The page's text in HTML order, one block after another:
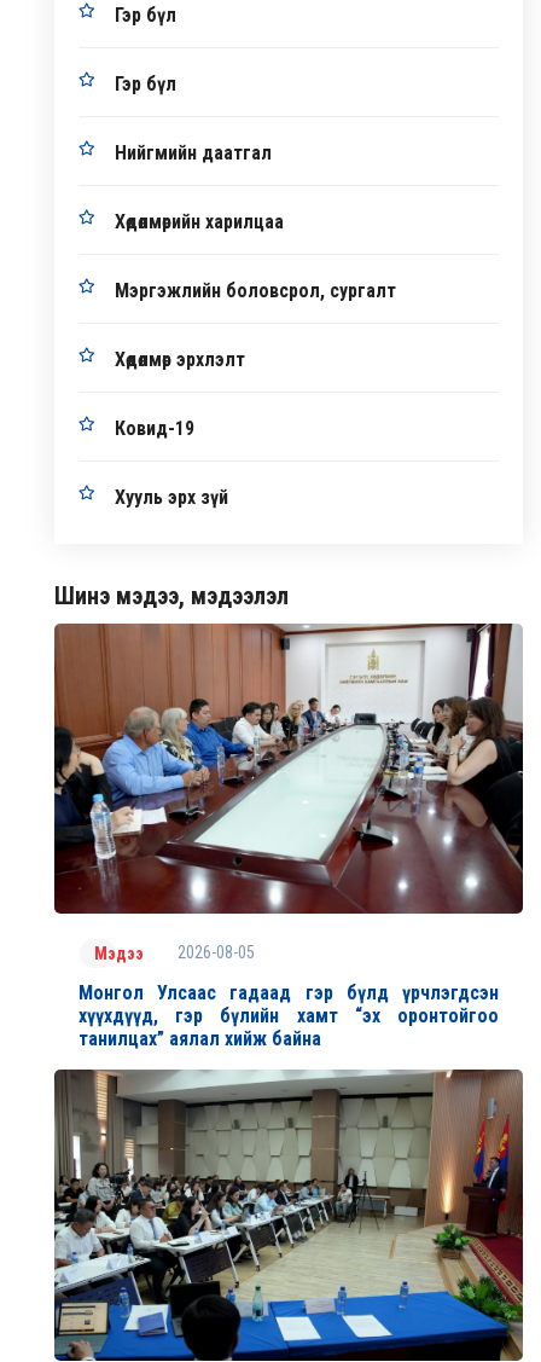
Гэр бүл
Гэр бүл
Нийгмийн даатгал
Хөдөлмөрийн харилцаа
Мэргэжлийн боловсрол, сургалт
Хөдөлмөр эрхлэлт
Ковид-19
Хууль эрх зүй
Шинэ мэдээ, мэдээлэл
Мэдээ 2026-08-05
Монгол Улсаас гадаад гэр бүлд үрчлэгдсэн
хүүхдүүд, гэр бүлийн хамт “эх оронтойгоо
танилцах” аялал хийж байна